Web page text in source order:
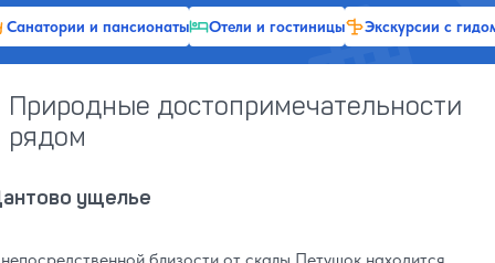
Санатории и пансионаты Отели и гостиницы Экскурсии с
Природные достопримечательности
рядом
ущелье